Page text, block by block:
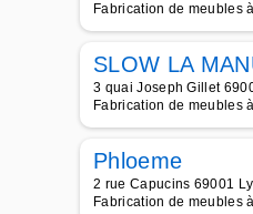
Fabrication de meubles
SLOW LA
3 quai Joseph Gillet
Fabrication de meubles
Phloeme
2 rue Capucins 69001
Fabrication de meubles